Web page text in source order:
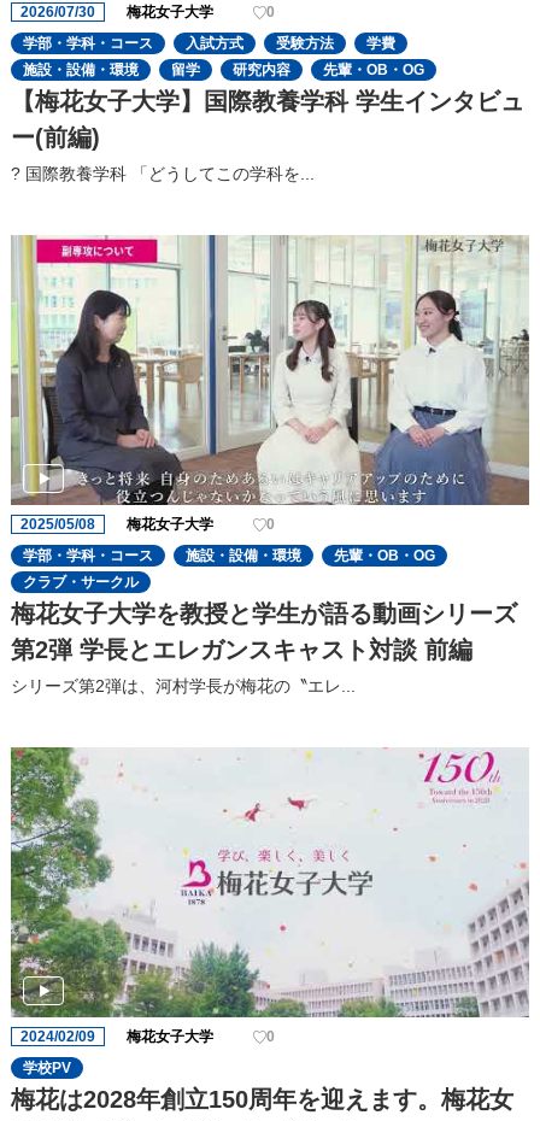
2026/07/30 梅花女子大学
0
学部・学科・コース
入試方式 受験方法
学費
施設・設備・環境
留学 研究内容 先輩・OB・OG
【梅花女子大学】国際教養学科 学生インタビュ
ー(前編)
? 国際教養学科 「どうしてこの学科を...
2025/05/08 梅花女子大学
0
学部・学科・コース
施設・設備・環境
先輩・OB・OG
クラブ・サークル
梅花女子大学を教授と学生が語る動画シリーズ
第2弾 学長とエレガンスキャスト対談 前編
シリーズ第2弾は、河村学長が梅花の〝エレ...
2024/02/09 梅花女子大学
0
学校PV
梅花は2028年創立150周年を迎えます。梅花女